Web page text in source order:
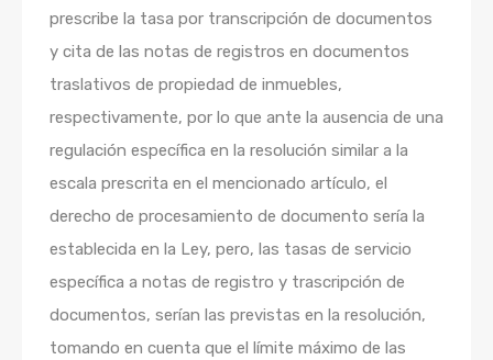
prescribe la tasa por transcripción de documentos
y cita de las notas de registros en documentos
traslativos de propiedad de inmuebles,
respectivamente, por lo que ante la ausencia de una
regulación específica en la resolución similar a la
escala prescrita en el mencionado artículo, el
derecho de procesamiento de documento sería la
establecida en la Ley, pero, las tasas de servicio
específica a notas de registro y trascripción de
documentos, serían las previstas en la resolución,
tomando en cuenta que el límite máximo de las